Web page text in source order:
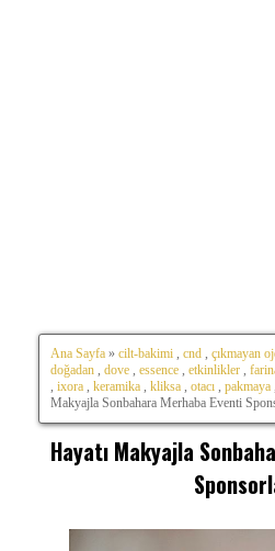
Ana Sayfa » cilt-bakimi cnd çıkmayan
doğadan
dove essence etkinlikler
ixora keramika kliksa otacı pakmaya
Makyajla Sonbahara Merhaba Eventi
Hayatı Makyajla